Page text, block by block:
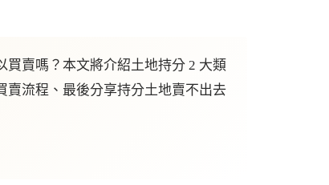
賣嗎？本文將介紹土地持分 2 大類
賣流程、最後分享持分土地賣不出去